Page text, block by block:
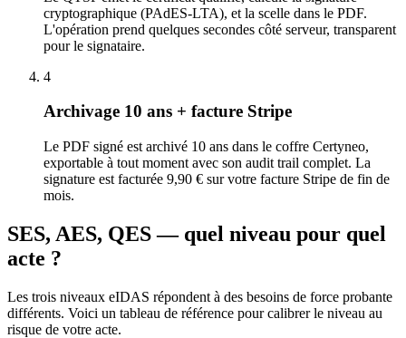
cryptographique (PAdES-LTA), et la scelle dans le PDF.
L'opération prend quelques secondes côté serveur, transparent
pour le signataire.
4
Archivage 10 ans + facture Stripe
Le PDF signé est archivé 10 ans dans le coffre Certyneo,
exportable à tout moment avec son audit trail complet. La
signature est facturée 9,90 € sur votre facture Stripe de fin de
mois.
SES, AES, QES — quel niveau pour quel
acte ?
Les trois niveaux eIDAS répondent à des besoins de force probante
différents. Voici un tableau de référence pour calibrer le niveau au
risque de votre acte.